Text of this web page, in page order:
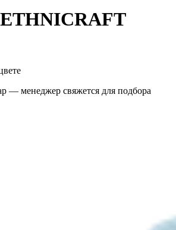
— менеджер свяжется для подбора